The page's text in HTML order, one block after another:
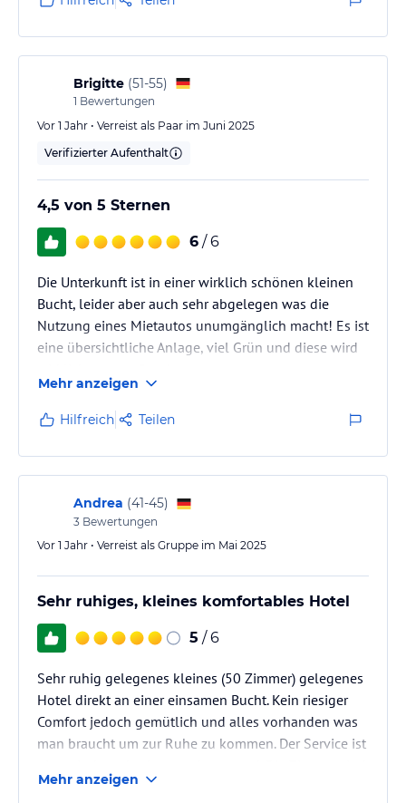
Brigitte (51-55)
1 Bewertungen
Vor 1 Jahr • Verreist als Paar im Juni 2025
Verifizierter Aufenthalt
4,5 von 5 Sternen
6 / 6
Die Unterkunft ist in einer wirklich schönen kleinen
Bucht, leider aber auch sehr abgelegen was die
Nutzung eines Mietautos unumgänglich macht! Es ist
eine übersichtliche Anlage, viel Grün und diese wird
Wir hatten ein Zimmer mit Gartenblick, das Zimmer
selbst war sehr geräumig und sauber. Der Service der
Reinigung hat leider nach einer Woche Aufenthalt,
etwas nachgelassen. Die kleinen Beanstandungen die
wir hatten, haben wir an der Rezeption gemeldet und
es wurde alles immer schnell wieder…
Mehr anzeigen
Hilfreich Teilen
Andrea (41-45)
3 Bewertungen
Vor 1 Jahr • Verreist als Gruppe im Mai 2025
Sehr ruhiges, kleines komfortables Hotel
5 / 6
Sehr ruhig gelegenes kleines (50 Zimmer) gelegenes
Hotel direkt an einer einsamen Bucht. Kein riesiger
Comfort jedoch gemütlich und alles vorhanden was
man braucht um zur Ruhe zu kommen. Der Service ist
schön groß und gut mit kurzen Wegen gelegen.
Mehr anzeigen